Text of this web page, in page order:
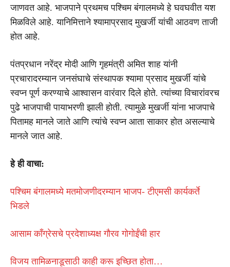
जाणवत आहे. भाजपाने प्रथमच पश्चिम बंगालमध्ये हे घवघवीत यश
मिळविले आहे. यानिमित्ताने श्यामाप्रसाद मुखर्जी यांची आठवण ताजी
होत आहे.
पंतप्रधान नरेंद्र मोदी आणि गृहमंत्री अमित शाह यांनी
प्रचारादरम्यान जनसंघाचे संस्थापक श्यामा प्रसाद मुखर्जी यांचे
स्वप्न पूर्ण करण्याचे आश्वासन वारंवार दिले होते. त्यांच्या विचारांवरच
पुढे भाजपाची पायाभरणी झाली होती. त्यामुळे मुखर्जी यांना भाजपाचे
पितामह मानले जाते आणि त्यांचे स्वप्न आता साकार होत असल्याचे
मानले जात आहे.
हे ही वाचा:
पश्चिम बंगालमध्ये मतमोजणीदरम्यान भाजप- टीएमसी कार्यकर्ते
भिडले
आसाम काँग्रेसचे प्रदेशाध्यक्ष गौरव गोगोईंची हार
विजय तामिळनाडूसाठी काही करू इच्छित होता…